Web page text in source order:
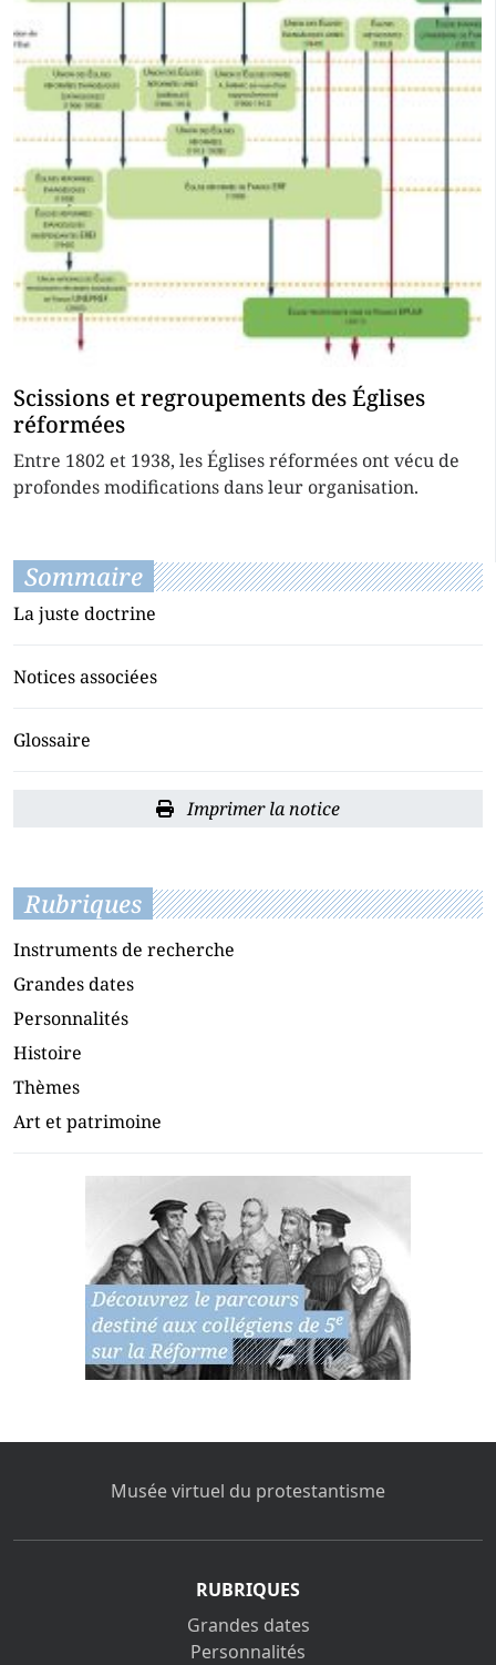
Scissions et regroupements des Églises
réformées
Entre 1802 et 1938, les Églises réformées ont vécu de
profondes modifications dans leur organisation.
Sommaire
La juste doctrine
Notices associées
Glossaire
Imprimer la notice
Rubriques
Instruments de recherche
Grandes dates
Personnalités
Histoire
Thèmes
Art et patrimoine
Musée virtuel du protestantisme
RUBRIQUES
Grandes dates
Personnalités